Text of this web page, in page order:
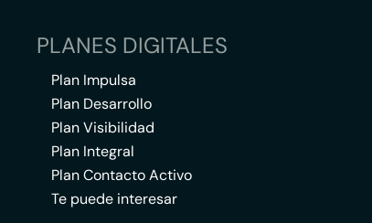
PLANES DIGITALES
Plan Impulsa
Plan Desarrollo
Plan Visibilidad
Plan Integral
Plan Contacto Activo
Te puede interesar